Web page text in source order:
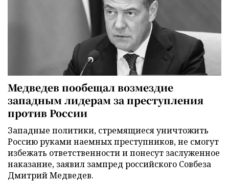
Медведев пообещал возмездие
западным лидерам за преступления
против России
Западные политики, стремящиеся уничтожить
Россию руками наемных преступников, не смогут
избежать ответственности и понесут заслуженное
наказание, заявил зампред российского Совбеза
Дмитрий Медведев.